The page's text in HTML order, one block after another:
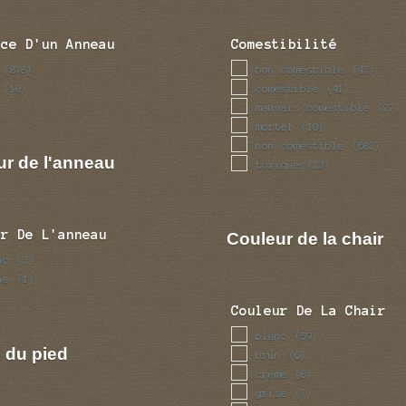
D'un Anneau
(878)
(10)
de l'anneau
De L'anneau
(3)
(1)
du pied
Comestibilité
bon comestible (47)
comestible (41)
mauvais comestible (27)
mortel (10)
non comestible (682)
toxique (23)
Couleur de la chair
Couleur De La Chair
blanc (59)
brun (6)
creme (8)
grise (7)